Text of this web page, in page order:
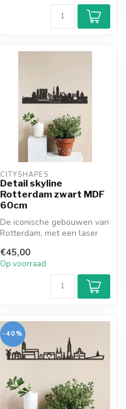
CITYSHAPES
Detail skyline
Rotterdam zwart MDF
60cm
De iconische gebouwen van
Rotterdam, met een laser
...
€45,00
Op voorraad
-40%